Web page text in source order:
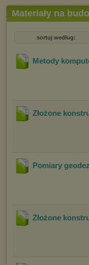
Materiały na
sortuj według:
Metody
Złożone
Pomiary
Złożone